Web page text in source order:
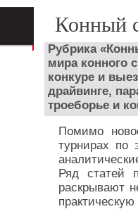
Конный
Рубрика
мира конного
конкуре и
драйвинге,
троеборье и
Помимо
турнирах по
Ряд статей
раскрывают